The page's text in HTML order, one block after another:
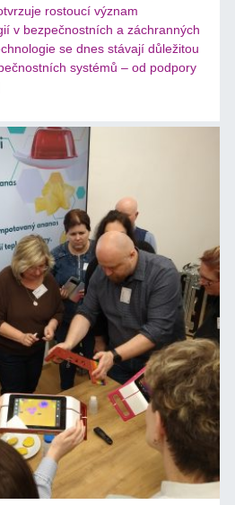
rostoucí význam
v bezpečnostních a záchranných
se dnes stávají důležitou
systémů – od podpory